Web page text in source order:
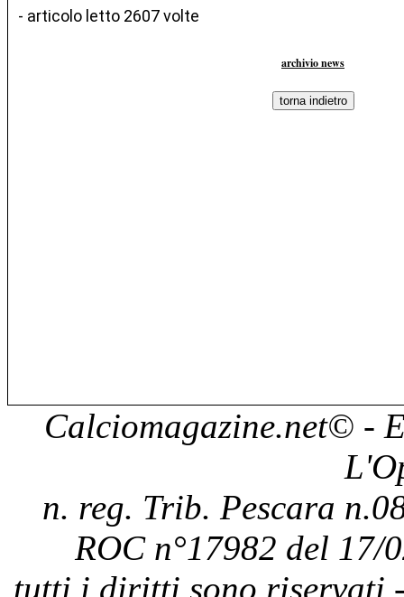
- articolo letto 2607 volte
archivio news
Calciomagazine.net© -
n. reg. Trib. Pescara
ROC n°17982 del 17/
tutti i diritti sono riservati